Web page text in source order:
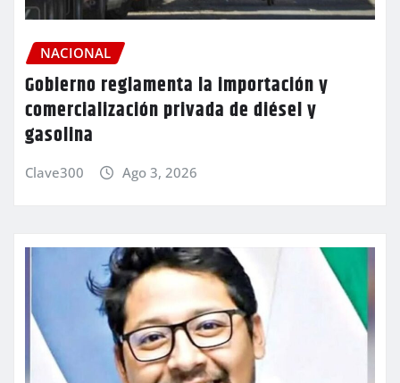
NACIONAL
Gobierno reglamenta la importación y
comercialización privada de diésel y
gasolina
Clave300 Ago 3, 2026